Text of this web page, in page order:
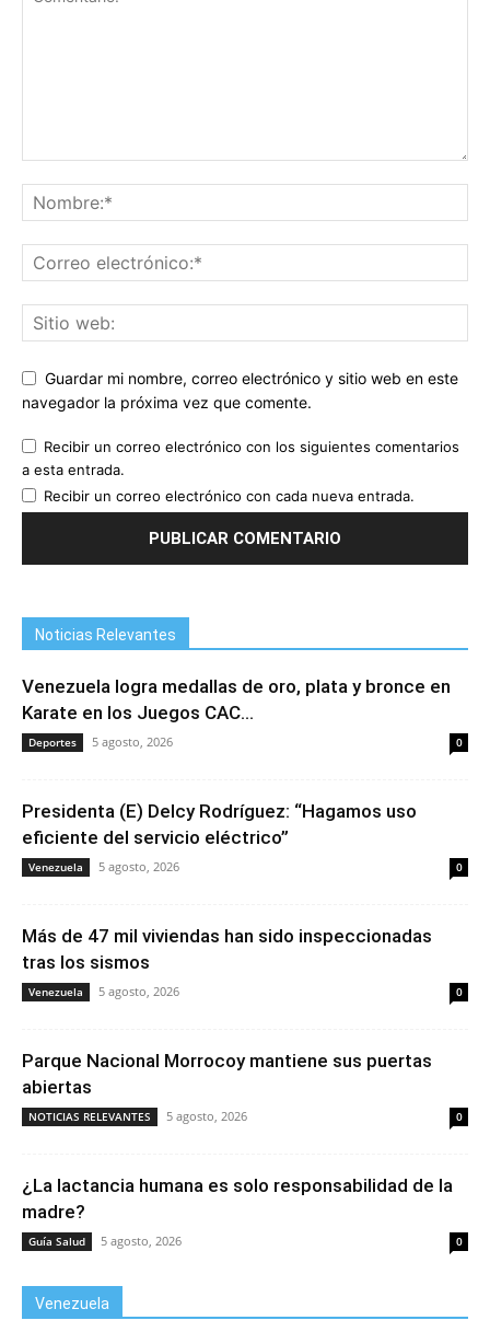
Guardar mi nombre, correo electrónico y sitio web en este
navegador la próxima vez que comente.
Recibir un correo electrónico con los siguientes comentarios
a esta entrada.
Recibir un correo electrónico con cada nueva entrada.
Noticias Relevantes
Venezuela logra medallas de oro, plata y bronce en
Karate en los Juegos CAC...
Deportes 5 agosto, 2026 0
Presidenta (E) Delcy Rodríguez: “Hagamos uso
eficiente del servicio eléctrico”
Venezuela 5 agosto, 2026 0
Más de 47 mil viviendas han sido inspeccionadas
tras los sismos
Venezuela 5 agosto, 2026 0
Parque Nacional Morrocoy mantiene sus puertas
abiertas
NOTICIAS RELEVANTES 5 agosto, 2026 0
¿La lactancia humana es solo responsabilidad de la
madre?
Guía Salud 5 agosto, 2026 0
Venezuela